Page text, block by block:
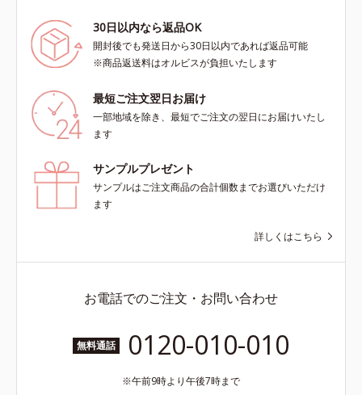
30日以内なら返品OK
開封後でも発送日から30日以内であれば返品可能
※商品返送料はオルビスが負担いたします
最短ご注文翌日お届け
一部地域を除き、最短でご注文の翌日にお届けいたし
ます
サンプルプレゼント
サンプルはご注文商品の合計個数までお選びいただけ
ます
詳しくはこちら
お電話でのご注文・お問い合わせ
無料通話 0120-010-010
午前9時より午後7時まで